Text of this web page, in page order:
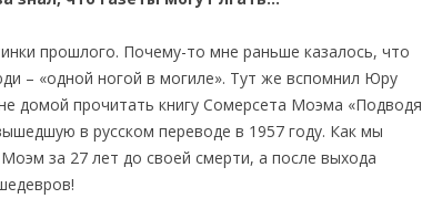
прошлого. Почему-то мне раньше казалось, что
– «одной ногой в могиле». Тут же вспомнил Юру
домой прочитать книгу Сомерсета Моэма «Подводя
в русском переводе в 1957 году. Как мы
за 27 лет до своей смерти, а после выхода